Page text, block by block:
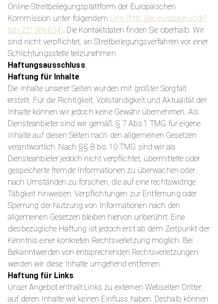
Online-Streitbeilegungsplattform der Europäischen
Kommission unter folgendem Link (http://ec.europa.eu/odr?
tid=221086654). Die Kontaktdaten finden Sie oberhalb. Wir
sind nicht verpflichtet, an Streitbeilegungsverfahren vor einer
Schlichtungsstelle teilzunehmen.
Haftungsausschluss:
Haftung für Inhalte
Die Inhalte unserer Seiten wurden mit größter Sorgfalt
erstellt. Für die Richtigkeit, Vollständigkeit und Aktualität der
Inhalte können wir jedoch keine Gewähr übernehmen. Als
Diensteanbieter sind wir gemäß § 7 Abs.1 TMG für eigene
Inhalte auf diesen Seiten nach den allgemeinen Gesetzen
verantwortlich. Nach §§ 8 bis 10 TMG sind wir als
Diensteanbieter jedoch nicht verpflichtet, übermittelte oder
gespeicherte fremde Informationen zu überwachen oder
nach Umständen zu forschen, die auf eine rechtswidrige
Tätigkeit hinweisen. Verpflichtungen zur Entfernung oder
Sperrung der Nutzung von Informationen nach den
allgemeinen Gesetzen bleiben hiervon unberührt. Eine
diesbezügliche Haftung ist jedoch erst ab dem Zeitpunkt der
Kenntnis einer konkreten Rechtsverletzung möglich. Bei
Bekanntwerden von entsprechenden Rechtsverletzungen
werden wir diese Inhalte umgehend entfernen.
Haftung für Links
Unser Angebot enthält Links zu externen Webseiten Dritter,
auf deren Inhalte wir keinen Einfluss haben. Deshalb können